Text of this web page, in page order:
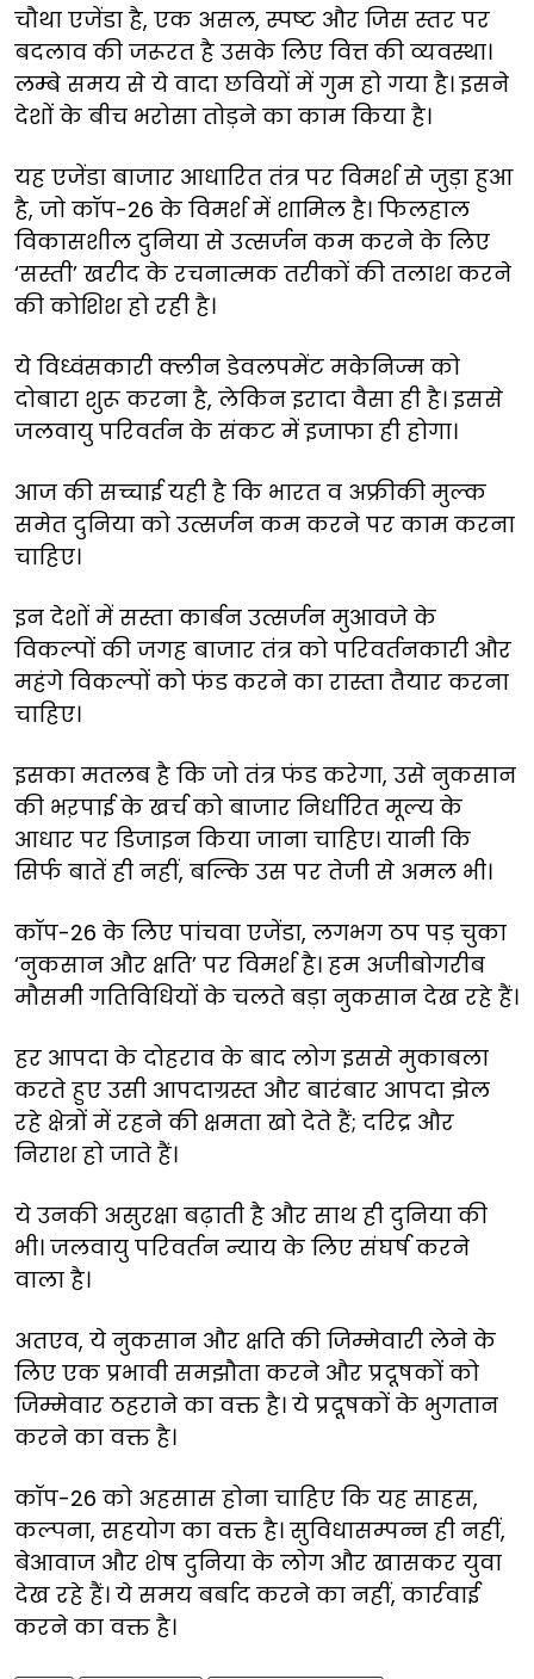
चौथा एजेंडा है, एक असल, स्पष्ट और जिस स्तर पर
बदलाव की जरूरत है उसके लिए वित्त की व्यवस्था।
लम्बे समय से ये वादा छवियों में गुम हो गया है। इसने
देशों के बीच भरोसा तोड़ने का काम किया है।
यह एजेंडा बाजार आधारित तंत्र पर विमर्श से जुड़ा हुआ
है, जो कॉप-26 के विमर्श में शामिल है। फिलहाल
विकासशील दुनिया से उत्सर्जन कम करने के लिए
‘सस्ती’ खरीद के रचनात्मक तरीकों की तलाश करने
की कोशिश हो रही है।
ये विध्वंसकारी क्लीन डेवलपमेंट मकेनिज्म को
दोबारा शुरू करना है, लेकिन इरादा वैसा ही है। इससे
जलवायु परिवर्तन के संकट में इजाफा ही होगा।
आज की सच्चाई यही है कि भारत व अफ्रीकी मुल्क
समेत दुनिया को उत्सर्जन कम करने पर काम करना
चाहिए।
इन देशों में सस्ता कार्बन उत्सर्जन मुआवजे के
विकल्पों की जगह बाजार तंत्र को परिवर्तनकारी और
महंगे विकल्पों को फंड करने का रास्ता तैयार करना
चाहिए।
इसका मतलब है कि जो तंत्र फंड करेगा, उसे नुकसान
की भऱपाई के खर्च को बाजार निर्धारित मूल्य के
आधार पर डिजाइन किया जाना चाहिए। यानी कि
सिर्फ बातें ही नहीं, बल्कि उस पर तेजी से अमल भी।
कॉप-26 के लिए पांचवा एजेंडा, लगभग ठप पड़ चुका
‘नुकसान और क्षति’ पर विमर्श है। हम अजीबोगरीब
मौसमी गतिविधियों के चलते बड़ा नुकसान देख रहे हैं।
हर आपदा के दोहराव के बाद लोग इससे मुकाबला
करते हुए उसी आपदाग्रस्त और बारंबार आपदा झेल
रहे क्षेत्रों में रहने की क्षमता खो देते हैं; दरिद्र और
निराश हो जाते हैं।
ये उनकी असुरक्षा बढ़ाती है और साथ ही दुनिया की
भी। जलवायु परिवर्तन न्याय के लिए संघर्ष करने
वाला है।
अतएव, ये नुकसान और क्षति की जिम्मेवारी लेने के
लिए एक प्रभावी समझौता करने और प्रदूषकों को
जिम्मेवार ठहराने का वक्त है। ये प्रदूषकों के भुगतान
करने का वक्त है।
कॉप-26 को अहसास होना चाहिए कि यह साहस,
कल्पना, सहयोग का वक्त है। सुविधासम्पन्न ही नहीं,
बेआवाज और शेष दुनिया के लोग और खासकर युवा
देख रहे हैं। ये समय बर्बाद करने का नहीं, कार्रवाई
करने का वक्त है।